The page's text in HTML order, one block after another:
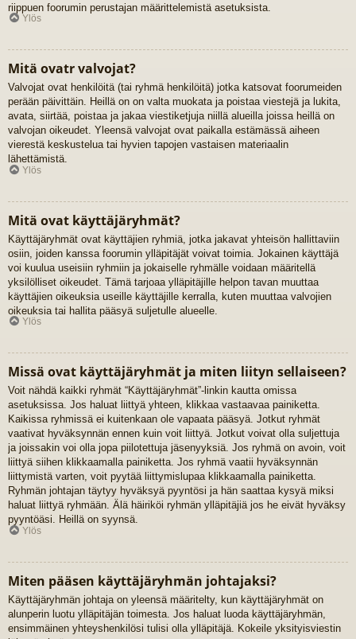
riippuen foorumin perustajan määrittelemistä asetuksista.
Ylös
Mitä ovatr valvojat?
Valvojat ovat henkilöitä (tai ryhmä henkilöitä) jotka katsovat foorumeiden
perään päivittäin. Heillä on on valta muokata ja poistaa viestejä ja lukita,
avata, siirtää, poistaa ja jakaa viestiketjuja niillä alueilla joissa heillä on
valvojan oikeudet. Yleensä valvojat ovat paikalla estämässä aiheen
vierestä keskustelua tai hyvien tapojen vastaisen materiaalin
lähettämistä.
Ylös
Mitä ovat käyttäjäryhmät?
Käyttäjäryhmät ovat käyttäjien ryhmiä, jotka jakavat yhteisön hallittaviin
osiin, joiden kanssa foorumin ylläpitäjät voivat toimia. Jokainen käyttäjä
voi kuulua useisiin ryhmiin ja jokaiselle ryhmälle voidaan määritellä
yksilölliset oikeudet. Tämä tarjoaa ylläpitäjille helpon tavan muuttaa
käyttäjien oikeuksia useille käyttäjille kerralla, kuten muuttaa valvojien
oikeuksia tai hallita pääsyä suljetulle alueelle.
Ylös
Missä ovat käyttäjäryhmät ja miten liityn sellaiseen?
Voit nähdä kaikki ryhmät “Käyttäjäryhmät”-linkin kautta omissa
asetuksissa. Jos haluat liittyä yhteen, klikkaa vastaavaa painiketta.
Kaikissa ryhmissä ei kuitenkaan ole vapaata pääsyä. Jotkut ryhmät
vaativat hyväksynnän ennen kuin voit liittyä. Jotkut voivat olla suljettuja
ja joissakin voi olla jopa piilotettuja jäsenyyksiä. Jos ryhmä on avoin, voit
liittyä siihen klikkaamalla painiketta. Jos ryhmä vaatii hyväksynnän
liittymistä varten, voit pyytää liittymislupaa klikkaamalla painiketta.
Ryhmän johtajan täytyy hyväksyä pyyntösi ja hän saattaa kysyä miksi
haluat liittyä ryhmään. Älä häiriköi ryhmän ylläpitäjiä jos he eivät hyväksy
pyyntöäsi. Heillä on syynsä.
Ylös
Miten pääsen käyttäjäryhmän johtajaksi?
Käyttäjäryhmän johtaja on yleensä määritelty, kun käyttäjäryhmät on
alunperin luotu ylläpitäjän toimesta. Jos haluat luoda käyttäjäryhmän,
ensimmäinen yhteyshenkilösi tulisi olla ylläpitäjä. Kokeile yksityisviestin